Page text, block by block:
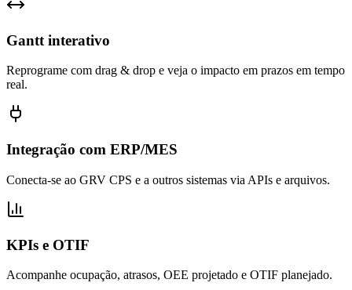
Gantt interativo
Reprograme com drag & drop e veja o impacto em prazos em tempo
real.
Integração com ERP/MES
Conecta-se ao GRV CPS e a outros sistemas via APIs e arquivos.
KPIs e OTIF
Acompanhe ocupação, atrasos, OEE projetado e OTIF planejado.